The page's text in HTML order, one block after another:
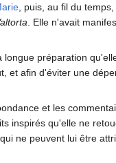
, puis, au fil du
. Elle n'avait
préparation
et afin d'éviter une
et les
inspirés qu'elle ne
ne peuvent lui être